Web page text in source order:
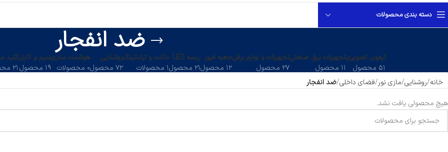
دسته بندی محصولات
ضد انفجار
آیفون تصویری
۵۱ محصول
تجهیزات برق صنعتی
۱۱ محصول
تجهیزات و لوازم برقی
۲۷ محصول
جعبه فیوز
۱۲ محصول
ریسه LED
۲۱ محصول
داکت و ترانکینگ
۱ محصولات
روشنایی
۷۲ محصول
هوشمند سازی
۰ محصولات
سیم و کابل
۱۹ محصول
کلید
۲۱ محصول
خانه روشنایی مازی نور فضای داخلی ضد انفجار
هیچ محصولی یافت نشد.